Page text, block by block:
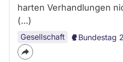
harten Verhandlungen
(...)
Gesellschaft Bundestag